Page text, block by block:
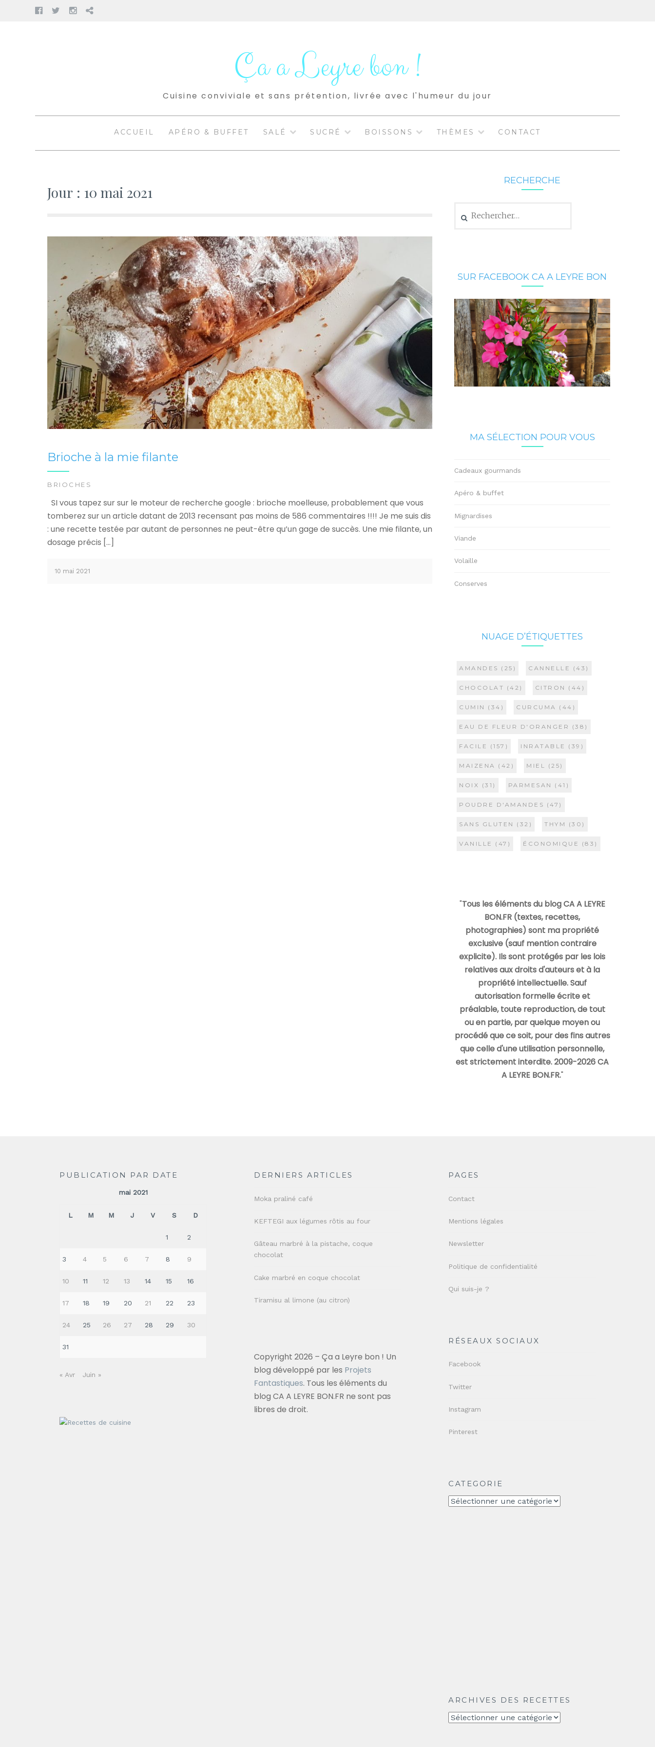
FacebookTwitter
Instagram
Pinterest
Ça a Leyre bon !
Cuisine conviviale et sans prétention, livrée avec l'humeur du jour
ACCUEIL APÉRO & BUFFET SALÉ SUCRÉ BOISSONS THÈMES CONTACT
Jour : 10 mai 2021
Brioche à la mie filante
BRIOCHES
SI vous tapez sur sur le moteur de recherche google : brioche moelleuse, probablement que vous
tomberez sur un article datant de 2013 recensant pas moins de 586 commentaires !!!! Je me suis dis
: une recette testée par autant de personnes ne peut-être qu’un gage de succès. Une mie filante, un
dosage précis […]
10 mai 2021
RECHERCHE
SUR FACEBOOK CA A LEYRE BON
MA SÉLECTION POUR VOUS
Cadeaux gourmands
Apéro & buffet
Mignardises
Viande
Volaille
Conserves
NUAGE D’ÉTIQUETTES
AMANDES (25) CANNELLE (43)
CHOCOLAT (42) CITRON (44)
CUMIN (34) CURCUMA (44)
EAU DE FLEUR D'ORANGER (38)
FACILE (157) INRATABLE (39)
MAIZENA (42) MIEL (25)
NOIX (31) PARMESAN (41)
POUDRE D'AMANDES (47)
SANS GLUTEN (32) THYM (30)
VANILLE (47) ÉCONOMIQUE (83)
"Tous les éléments du blog CA A LEYRE
BON.FR (textes, recettes,
photographies) sont ma propriété
exclusive (sauf mention contraire
explicite). Ils sont protégés par les lois
relatives aux droits d'auteurs et à la
propriété intellectuelle. Sauf
autorisation formelle écrite et
préalable, toute reproduction, de tout
ou en partie, par quelque moyen ou
procédé que ce soit, pour des fins autres
que celle d'une utilisation personnelle,
est strictement interdite. 2009-2026 CA
A LEYRE BON.FR."
PUBLICATION PAR DATE
mai 2021
L M M J V S D
1 2
3 4 5 6 7 8 9
10 11 12 13 14 15 16
17 18 19 20 21 22 23
24 25 26 27 28 29 30
31
« Avr Juin »
DERNIERS ARTICLES
Moka praliné café
KEFTEGI aux légumes rôtis au four
Gâteau marbré à la pistache, coque
chocolat
Cake marbré en coque chocolat
Tiramisu al limone (au citron)
Copyright 2026 – Ça a Leyre bon ! Un
blog développé par les Projets
Fantastiques. Tous les éléments du
blog CA A LEYRE BON.FR ne sont pas
libres de droit.
PAGES
Contact
Mentions légales
Newsletter
Politique de confidentialité
Qui suis-je ?
RÉSEAUX SOCIAUX
Facebook
Twitter
Instagram
Pinterest
CATEGORIE
CATEGORIE
ARCHIVES DES RECETTES
Archives